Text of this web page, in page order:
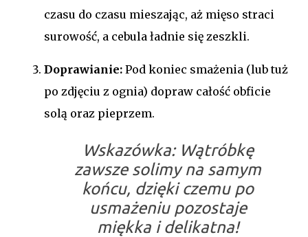
czasu do czasu mieszając, aż mięso straci
surowość, a cebula ładnie się zeszkli.
Doprawianie: Pod koniec smażenia (lub tuż
po zdjęciu z ognia) dopraw całość obficie
solą oraz pieprzem.
Wskazówka: Wątróbkę
zawsze solimy na samym
końcu, dzięki czemu po
usmażeniu pozostaje
miękka i delikatna!